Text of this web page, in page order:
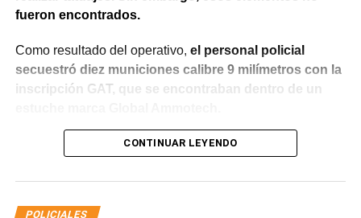
fueron encontrados.
Como resultado del operativo, el personal policial
secuestró diez municiones calibre 9 milímetros con la
inscripción GAT, que se encontraban dentro de un
Tras el hallazgo, se dio intervención a la Fiscalía N° 6,
calidad de secuestro y queden a disposición de la
CONTINUAR LEYENDO
POLICIALES